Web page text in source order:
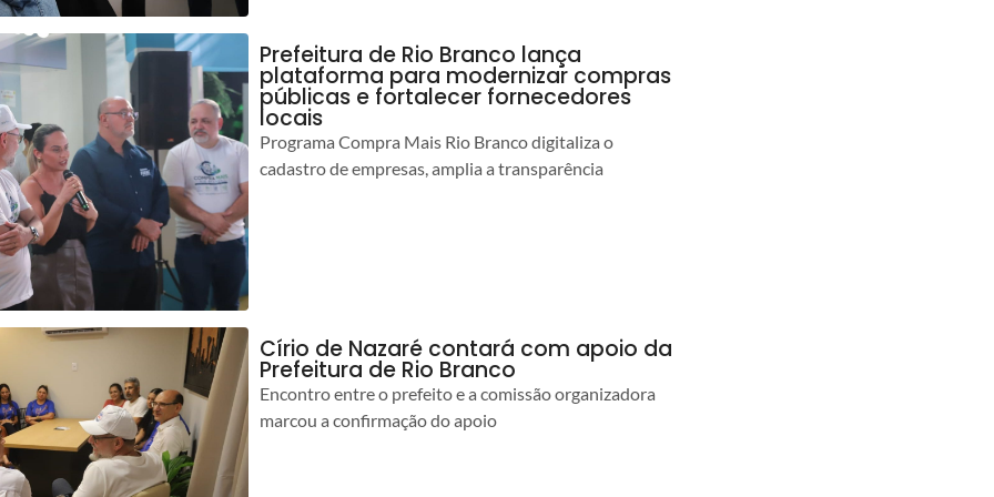
Prefeitura de Rio Branco lança
plataforma para modernizar compras
públicas e fortalecer fornecedores
locais
Programa Compra Mais Rio Branco digitaliza o
cadastro de empresas, amplia a transparência
Círio de Nazaré contará com apoio da
Prefeitura de Rio Branco
Encontro entre o prefeito e a comissão organizadora
marcou a confirmação do apoio